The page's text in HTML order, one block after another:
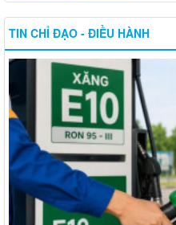
TIN CHỈ ĐẠO - ĐIỀU HÀNH